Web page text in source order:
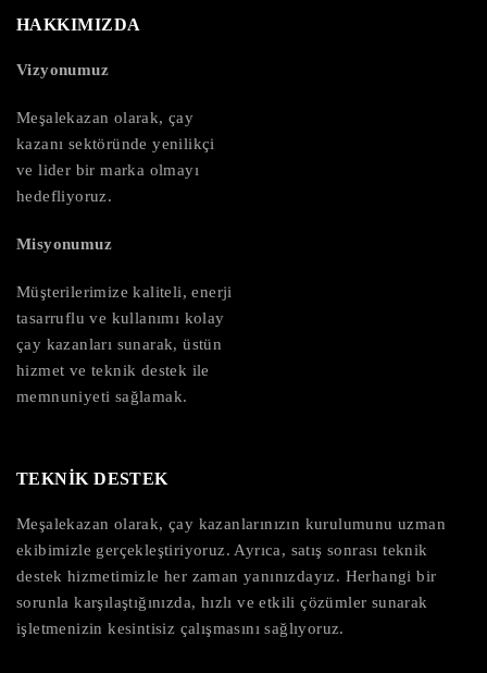
HAKKIMIZDA
Vizyonumuz
Meşalekazan olarak, çay
kazanı sektöründe yenilikçi
ve lider bir marka olmayı
hedefliyoruz.
Misyonumuz
Müşterilerimize kaliteli, enerji
tasarruflu ve kullanımı kolay
çay kazanları sunarak, üstün
hizmet ve teknik destek ile
memnuniyeti sağlamak.
TEKNİK DESTEK
Meşalekazan olarak, çay kazanlarınızın kurulumunu uzman
ekibimizle gerçekleştiriyoruz. Ayrıca, satış sonrası teknik
destek hizmetimizle her zaman yanınızdayız. Herhangi bir
sorunla karşılaştığınızda, hızlı ve etkili çözümler sunarak
işletmenizin kesintisiz çalışmasını sağlıyoruz.